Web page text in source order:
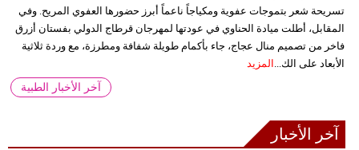
تسريحة شعر بتموجات عفوية ومكياجاً ناعماً أبرز حضورها العفوي المريح. وفي
المقابل، أطلت ميادة الحناوي في عودتها لمهرجان قرطاج الدولي بفستان أزرق
فاخر من تصميم منال عجاج، جاء بأكمام طويلة شفافة ومطرزة، مع وردة ثلاثية
الأبعاد على الك...
المزيد
آخر الأخبار الطبية
آخر الأخبار